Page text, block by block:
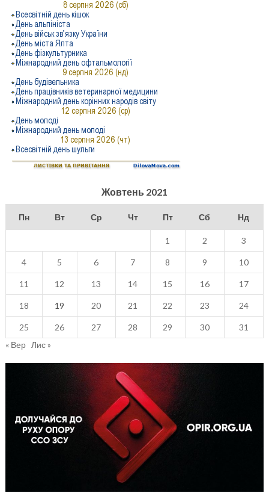
Жовтень 2021
Пн Вт Ср Чт Пт Сб Нд
1 2 3
4 5 6 7 8 9 10
11 12 13 14 15 16 17
18 19 20 21 22 23 24
25 26 27 28 29 30
31
« Вер Лис »